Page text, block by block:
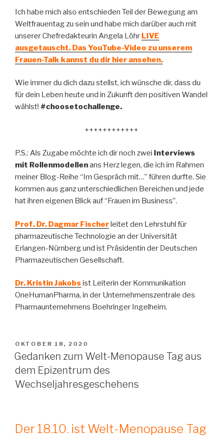
Ich habe mich also entschieden Teil der Bewegung am
Weltfrauentag zu sein und habe mich darüber auch mit
unserer Chefredakteurin Angela Löhr LIVE
ausgetauscht. Das YouTube-Video zu unserem
Frauen-Talk kannst du dir hier ansehen.
Wie immer du dich dazu stellst, ich wünsche dir, dass du
für dein Leben heute und in Zukunft den positiven Wandel
wählst! #choosetochallenge.
++++++++++++
P.S.: Als Zugabe möchte ich dir noch zwei Interviews
mit Rollenmodellenans Herz legen, die ich im Rahmen
meiner Blog-Reihe “Im Gespräch mit…” führen durfte. Sie
kommen aus ganz unterschiedlichen Bereichen und jede
hat ihren eigenen Blick auf “Frauen im Business”.
Prof. Dr. Dagmar Fischerleitet den Lehrstuhl für
pharmazeutische Technologie an der Universität
Erlangen-Nürnberg und ist Präsidentin der Deutschen
Pharmazeutischen Gesellschaft.
Dr. Kristin Jakobs ist Leiterin der Kommunikation
OneHumanPharma, in der Unternehmenszentrale des
Pharmaunternehmens Boehringer Ingelheim.
VERÖFFENTLICHT
AM
OKTOBER 18, 2020
Gedanken zum Welt-Menopause Tag aus
dem Epizentrum des
Wechseljahresgeschehens
Der 18.10. ist Welt-Menopause Tag